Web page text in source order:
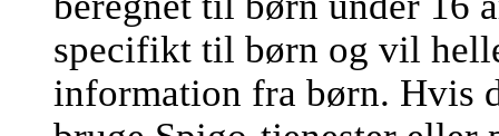
specifikt til børn og vil
information fra børn. Hvis